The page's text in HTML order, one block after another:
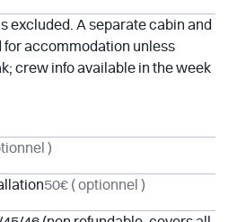
excluded. A separate cabin and
for accommodation unless
crew info available in the week
)
50€ ( optionnel )